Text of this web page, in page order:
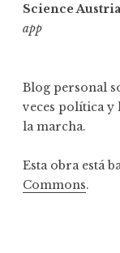
Science Austria
app
Blog personal
veces política y
la marcha.
Esta obra está
Commons.